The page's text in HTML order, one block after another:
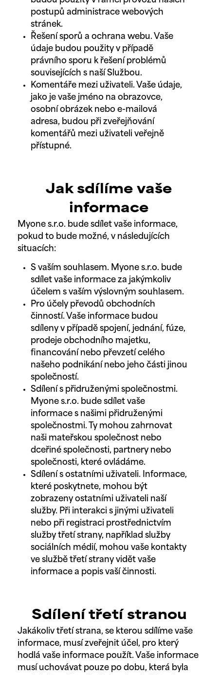
postupů administrace webových
stránek.
Řešení sporů a ochrana webu. Vaše
údaje budou použity v případě
právního sporu k řešení problémů
souvisejících s naší Službou.
Komentáře mezi uživateli. Vaše údaje,
jako je vaše jméno na obrazovce,
osobní obrázek nebo e-mailová
adresa, budou při zveřejňování
komentářů mezi uživateli veřejně
přístupné.
Jak sdílíme vaše
informace
Myone s.r.o. bude sdílet vaše informace,
pokud to bude možné, v následujících
situacích:
S vaším souhlasem. Myone s.r.o. bude
sdílet vaše informace za jakýmkoliv
účelem s vaším výslovným souhlasem.
Pro účely převodů obchodních
činností. Vaše informace budou
sdíleny v případě spojení, jednání, fúze,
prodeje obchodního majetku,
financování nebo převzetí celého
našeho podnikání nebo jeho části jinou
společností.
Sdílení s přidruženými společnostmi.
Myone s.r.o. bude sdílet vaše
informace s našimi přidruženými
společnostmi. Ty mohou zahrnovat
naši mateřskou společnost nebo
dceřiné společnosti, partnery nebo
společnosti, které ovládáme.
Sdílení s ostatními uživateli. Informace,
které poskytnete, mohou být
zobrazeny ostatními uživateli naší
služby. Při interakci s jinými uživateli
nebo při registraci prostřednictvím
služby třetí strany, například služby
sociálních médií, mohou vaše kontakty
ve službě třetí strany vidět vaše
informace a popis vaší činnosti.
Sdílení třetí stranou
Jakákoliv třetí strana, se kterou sdílíme vaše
informace, musí zveřejnit účel, pro který
hodlá vaše informace použít. Vaše informace
musí uchovávat pouze po dobu, která byla